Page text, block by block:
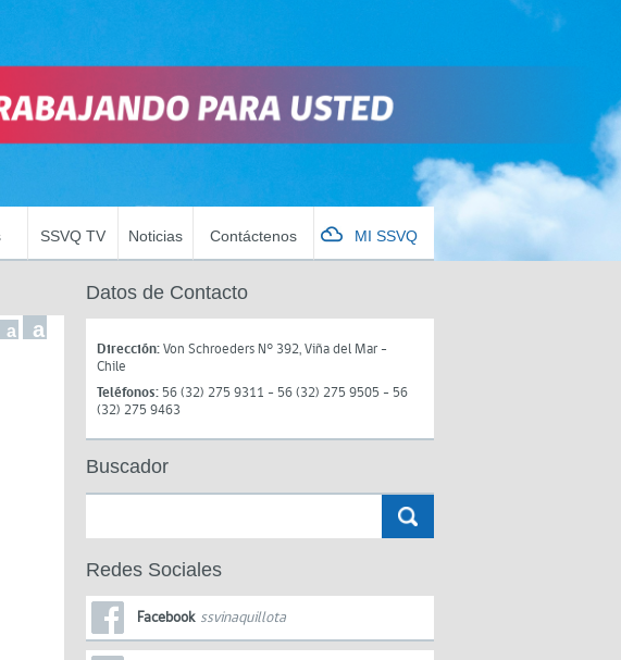
SSVQ TV Noticias Contáctenos MI SSVQ
a a
Datos de Contacto
Dirección:Von Schroeders N° 392, Viña del Mar -
Chile
Teléfonos: 56 (32) 275 9311 - 56 (32) 275 9505 - 56
(32) 275 9463
Buscador
Redes Sociales
Facebook ssvinaquillota